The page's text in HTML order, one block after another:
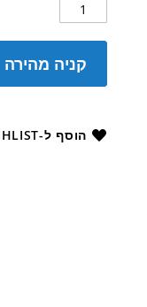
קניה מהירה
הוסף ל-WISHLIST